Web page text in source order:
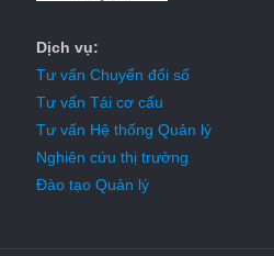
Dịch vụ:
Tư vấn Chuyển đổi số
Tư vấn Tái cơ cấu
Tư vấn Hệ thống Quản lý
Nghiên cứu thị trường
Đào tạo Quản lý